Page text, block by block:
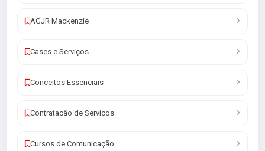
AGJR Mackenzie
Cases e Serviços
Conceitos Essenciais
Contratação de Serviços
Cursos de Comunicação